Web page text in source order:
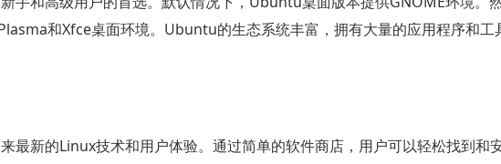
和Xfce桌面环境。Ubuntu的生态系统丰富，拥有大量的应用程序和工
最新的Linux技术和用户体验。通过简单的软件商店，用户可以轻松找到和